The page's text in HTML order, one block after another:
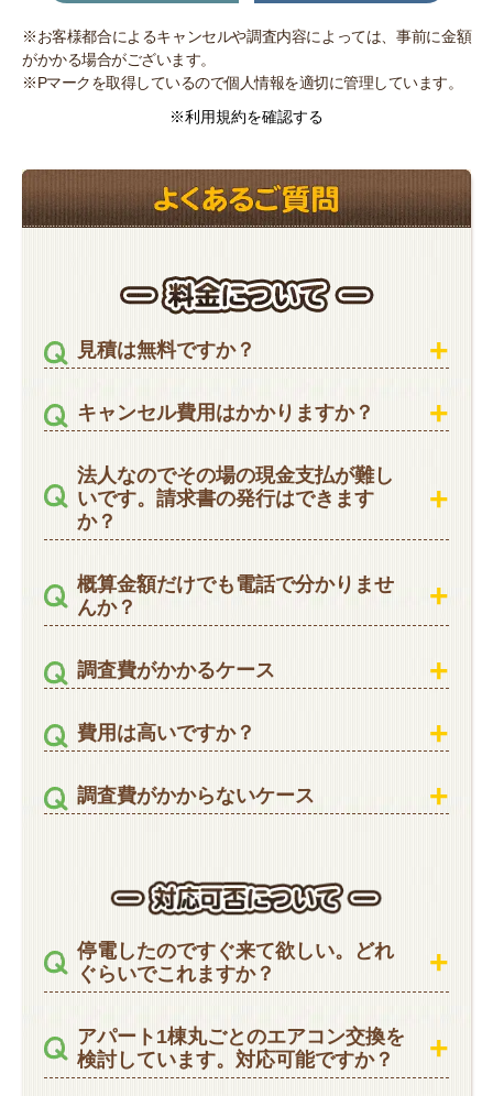
※お客様都合によるキャンセルや調査内容によっては、事前に金額
がかかる場合がございます。
※Pマークを取得しているので個人情報を適切に管理しています。
※利用規約を確認する
見積は無料ですか？
キャンセル費用はかかりますか？
法人なのでその場の現金支払が難し
いです。請求書の発行はできます
か？
概算金額だけでも電話で分かりませ
んか？
調査費がかかるケース
費用は高いですか？
調査費がかからないケース
停電したのですぐ来て欲しい。どれ
ぐらいでこれますか？
アパート1棟丸ごとのエアコン交換を
検討しています。対応可能ですか？